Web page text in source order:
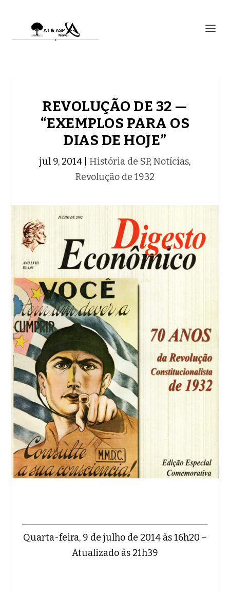
REVOLUÇÃO DE 32 —
“EXEMPLOS PARA OS
DIAS DE HOJE”
jul 9, 2014 História de SP,Notícias,
Revolução de 1932
Quarta-feira, 9 de julho de 2014 às 16h20 –
Atualizado às 21h39